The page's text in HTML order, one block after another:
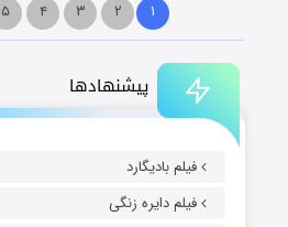
پیشنهادها
فیلم بادیگارد
فیلم دایره زنگی
۱ ۲ ۳ ۴ ۵